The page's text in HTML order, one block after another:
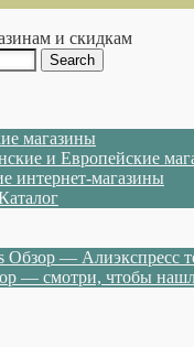
и скидкам
магазины
и Европейские
интернет-магазины
Обзор — Алиэкспресс
— смотри, чтобы